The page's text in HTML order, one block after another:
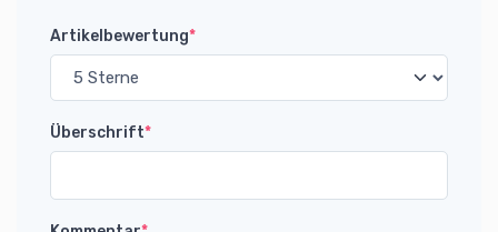
Artikelbewertung*
Überschrift*